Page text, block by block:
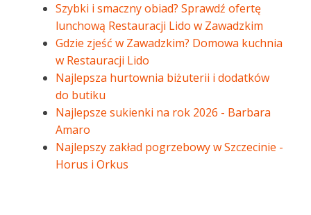
Szybki i smaczny obiad? Sprawdź ofertę
lunchową Restauracji Lido w Zawadzkim
Gdzie zjeść w Zawadzkim? Domowa kuchnia
w Restauracji Lido
Najlepsza hurtownia biżuterii i dodatków
do butiku
Najlepsze sukienki na rok 2026 - Barbara
Amaro
Najlepszy zakład pogrzebowy w Szczecinie -
Horus i Orkus